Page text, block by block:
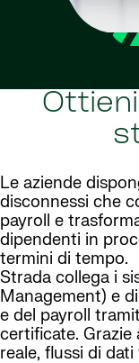
Le aziende
disconnessi che
payroll e
dipendenti in
termini di tempo.
Strada collega i
Management) e
e del payroll
certificate.
reale, flussi di